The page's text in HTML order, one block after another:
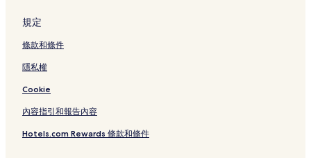
小祿站附近的飯店
那霸附近的飯店
波上宮附近的飯店
規定
條款和條件
隱私權
Cookie
內容指引和報告內容
Hotels.com Rewards 條款和條件